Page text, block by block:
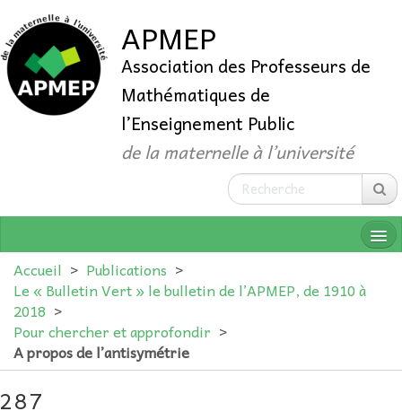
APMEP
Association des Professeurs de
Mathématiques de
l’Enseignement Public
de la maternelle à l’université
QUI SOMMES-NOUS ?
ADHÉRER
Accueil > Publications >
Le « Bulletin Vert » le bulletin de l’APMEP, de 1910 à
2018 >
Pour chercher et approfondir >
A propos de l’antisymétrie
287